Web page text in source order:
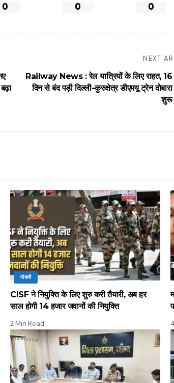
0 0 0
NEXT
Railway News : रेल यात्रियों के लिए राहत, 16
दिन से बंद पड़ी दिल्ली-कुरुक्षेत्र डीएमयू ट्रेन दोबारा
शुरू
नौकरी
CISF ने नियुक्ति के लिए शुरु करी तैयारी, अब हर
साल होगी 14 हजार जवानों की नियुक्ति
2 Min Read